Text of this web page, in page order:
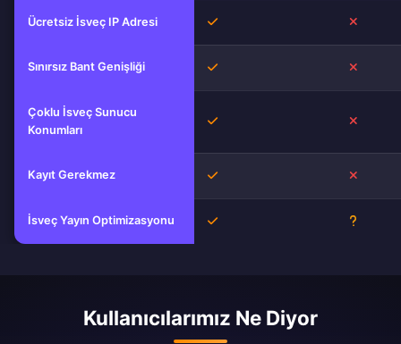
Ücretsiz İsveç IP Adresi Evet
Sınırsız Bant Genişliği Evet
Çoklu İsveç Sunucu
Konumları
Evet
Kayıt Gerekmez Evet
İsveç Yayın Optimizasyonu Evet
Kullanıcılarımız Ne Diyor